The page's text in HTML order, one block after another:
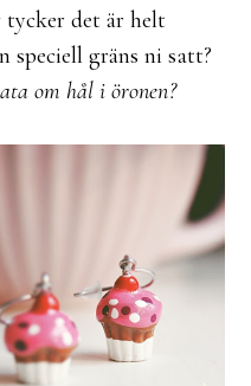
tycker det är helt
gräns ni satt?
om hål i öronen?